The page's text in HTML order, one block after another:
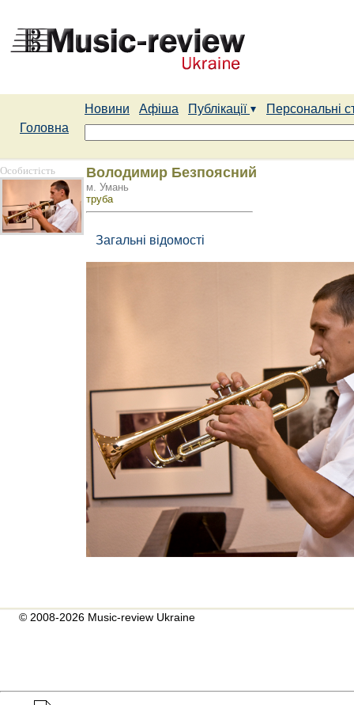
Новини Афіша Публікації
Персональні
Головна
Особистість Володимир Безпоясний
м. Умань
труба
Загальні відомості
© 2008-2026 Music-review Ukraine